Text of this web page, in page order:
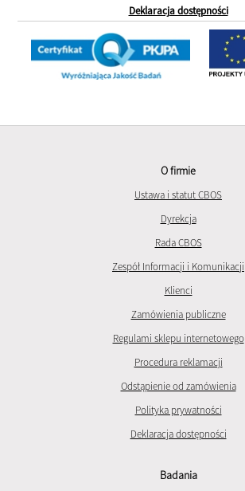
Deklaracja dostępności
O firmie
Ustawa i statut CBOS
Dyrekcja
Rada CBOS
Zespół Informacji i Komunikacji
Klienci
Zamówienia publiczne
Regulami sklepu internetowego
Procedura reklamacji
Odstąpienie od zamówienia
Polityka prywatności
Deklaracja dostępności
Badania